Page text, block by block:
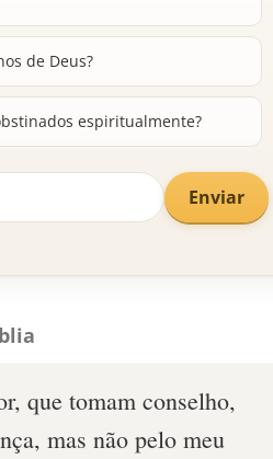
de Deus?
espiritualmente?
Enviar
que tomam conselho,
mas não pelo meu